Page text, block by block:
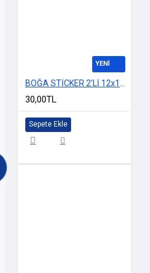
YENİ
30,00TL
Sepete Ekle